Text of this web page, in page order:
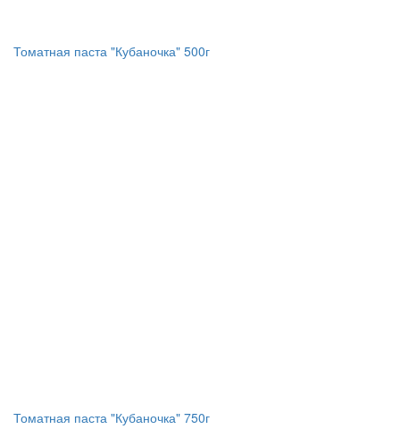
Томатная паста "Кубаночка" 500г
Томатная паста "Кубаночка" 750г